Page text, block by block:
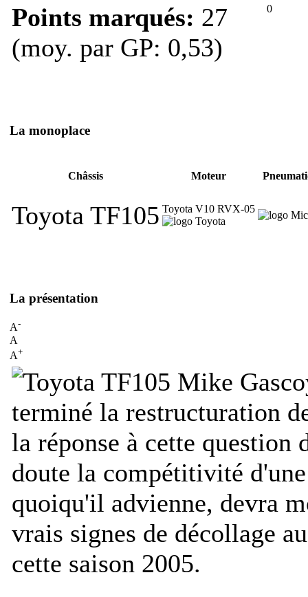
Points marqués: 27
(moy. par GP: 0,53)
0
La monoplace
Châssis Moteur
Toyota TF105 Toyota V10 RVX-05
La présentation
A-
A
A+
Mike
terminé la restructuration
la réponse à cette question
doute la compétitivité
quoiqu'il advienne, devra
vrais signes de décollage
cette saison 2005.